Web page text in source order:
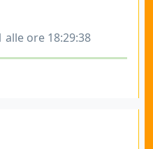
alle ore 18:29:38